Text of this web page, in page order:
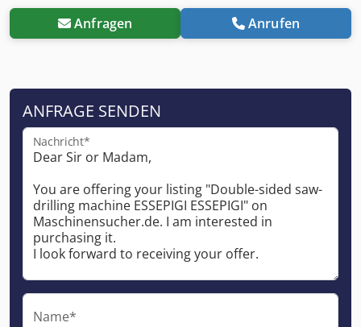
Anfragen Anrufen
ANFRAGE SENDEN
Nachricht*
Name*